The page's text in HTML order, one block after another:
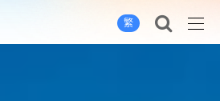
繁